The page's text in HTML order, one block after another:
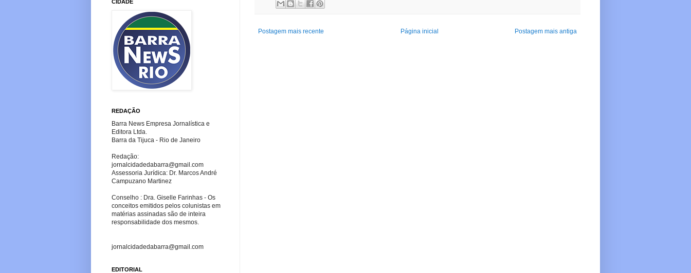
Postagem mais recente Postagem mais antiga
Página inicial
CIDADE
REDAÇÃO
Barra News Empresa Jornalística e
Editora Ltda.
Barra da Tijuca - Rio de Janeiro
Redação:
jornalcidadedabarra@gmail.com
Assessoria Jurídica: Dr. Marcos André
Campuzano Martinez
Conselho : Dra. Giselle Farinhas - Os
conceitos emitidos pelos colunistas em
matérias assinadas são de inteira
responsabilidade dos mesmos.
jornalcidadedabarra@gmail.com
EDITORIAL